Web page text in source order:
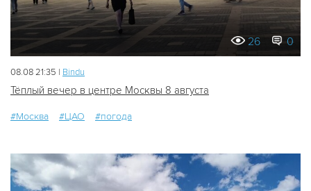
26 0
08.08 21:35 | Bindu
Тёплый вечер в центре Москвы 8 августа
#Москва #ЦАО #погода